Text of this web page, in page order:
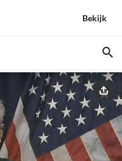
Bekijk